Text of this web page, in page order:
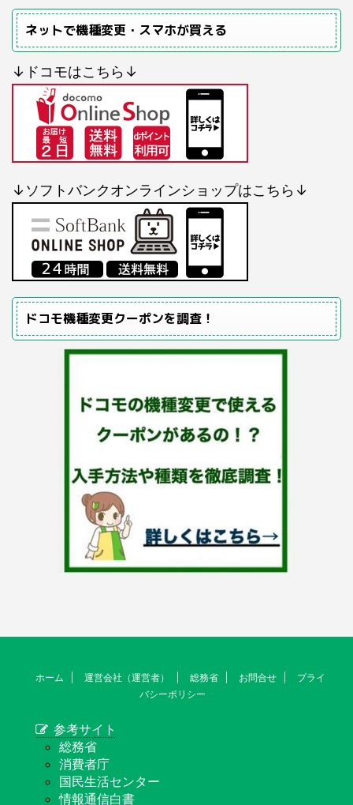
ネットで機種変更・スマホが買える
↓ドコモはこちら↓
↓ソフトバンクオンラインショップはこちら↓
ドコモ機種変更クーポンを調査！
ホーム 運営会社（運営者） 総務省 お問合せ
プライ
バシーポリシー
参考サイト
総務省
消費者庁
国民生活センター
情報通信白書